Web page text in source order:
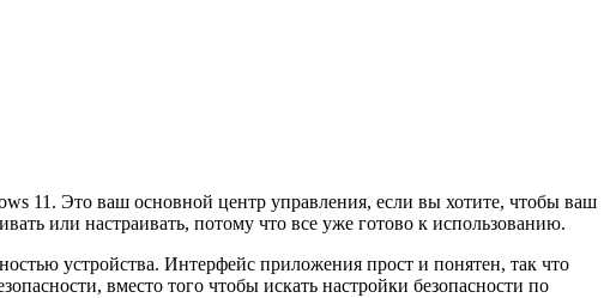
11. Это ваш основной центр управления, если вы хотите, чтобы ваш
или настраивать, потому что все уже готово к использованию.
устройства. Интерфейс приложения прост и понятен, так что
вместо того чтобы искать настройки безопасности по